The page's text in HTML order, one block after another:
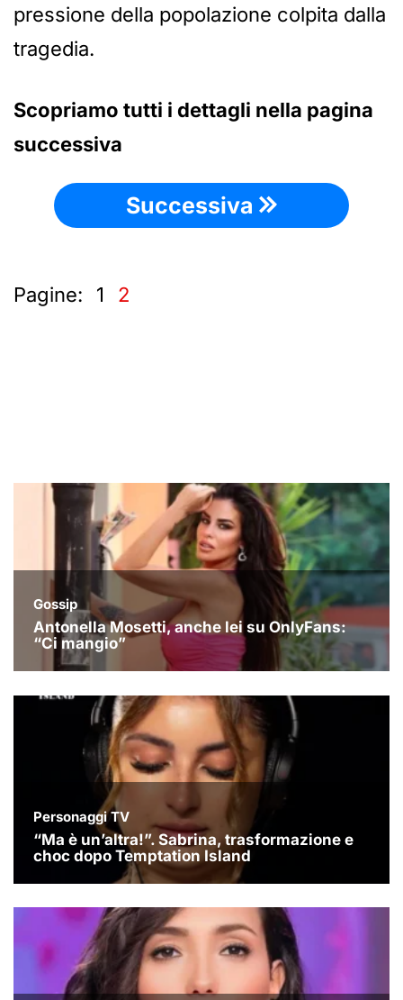
pressione della popolazione colpita dalla
tragedia.
Scopriamo tutti i dettagli nella pagina
successiva
Successiva
Pagine: 1 2